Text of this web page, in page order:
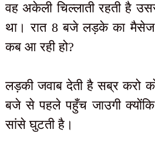
वह अकेली चिल्लाती रहती है
था। रात 8 बजे लड़के का
कब आ रही हो?
लड़की जवाब देती है सब्र करो
बजे से पहले पहुँच जाउगी क्योंकि
सांसे घुटती है।